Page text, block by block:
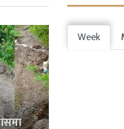
Week